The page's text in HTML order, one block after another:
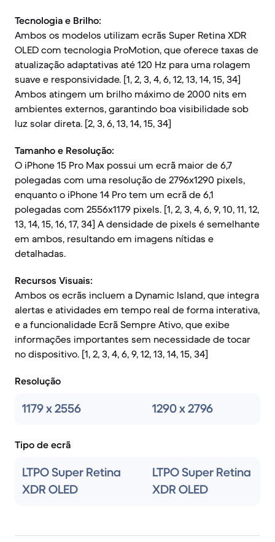
Tecnologia e Brilho:
Ambos os modelos utilizam ecrãs Super Retina XDR
OLED com tecnologia ProMotion, que oferece taxas de
atualização adaptativas até 120 Hz para uma rolagem
suave e responsividade. [1, 2, 3, 4, 6, 12, 13, 14, 15, 34]
Ambos atingem um brilho máximo de 2000 nits em
ambientes externos, garantindo boa visibilidade sob
luz solar direta. [2, 3, 6, 13, 14, 15, 34]
Tamanho e Resolução:
O iPhone 15 Pro Max possui um ecrã maior de 6,7
polegadas com uma resolução de 2796x1290 pixels,
enquanto o iPhone 14 Pro tem um ecrã de 6,1
polegadas com 2556x1179 pixels. [1, 2, 3, 4, 6, 9, 10, 11, 12,
13, 14, 15, 16, 17, 34] A densidade de pixels é semelhante
em ambos, resultando em imagens nítidas e
detalhadas.
Recursos Visuais:
Ambos os ecrãs incluem a Dynamic Island, que integra
alertas e atividades em tempo real de forma interativa,
e a funcionalidade Ecrã Sempre Ativo, que exibe
informações importantes sem necessidade de tocar
no dispositivo. [1, 2, 3, 4, 6, 9, 12, 13, 14, 15, 34]
Resolução
1179 x 2556 1290 x 2796
Tipo de ecrã
LTPO Super Retina
XDR OLED
LTPO Super Retina
XDR OLED